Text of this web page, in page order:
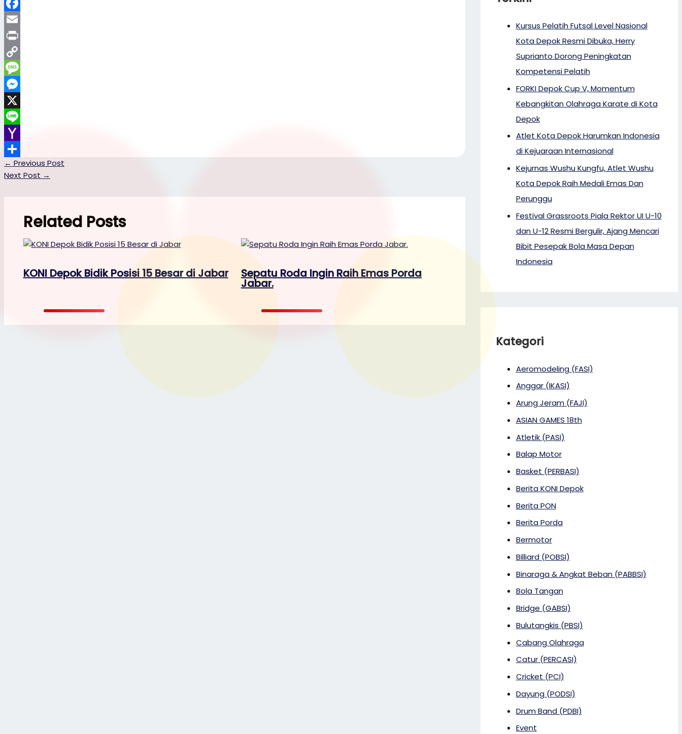
WhatsApp
Facebook
Email
Print
Copy
Link
Message
Messenger
X
Line
Yahoo
Mail
Share
← Previous Post
Next Post →
Related Posts
KONI Depok Bidik Posisi 15 Besar di Jabar Sepatu Roda Ingin Raih Emas Porda
Jabar.
Kursus Pelatih Futsal Level Nasional
Kota Depok Resmi Dibuka, Herry
Suprianto Dorong Peningkatan
Kompetensi Pelatih
FORKI Depok Cup V, Momentum
Kebangkitan Olahraga Karate di Kota
Depok
Atlet Kota Depok Harumkan Indonesia
di Kejuaraan Internasional
Kejurnas Wushu Kungfu, Atlet Wushu
Kota Depok Raih Medali Emas Dan
Perunggu
Festival Grassroots Piala Rektor UI U-10
dan U-12 Resmi Bergulir, Ajang Mencari
Bibit Pesepak Bola Masa Depan
Indonesia
Kategori
Aeromodeling (FASI)
Anggar (IKASI)
Arung Jeram (FAJI)
ASIAN GAMES 18th
Atletik (PASI)
Balap Motor
Basket (PERBASI)
Berita KONI Depok
Berita PON
Berita Porda
Bermotor
Billiard (POBSI)
Binaraga & Angkat Beban (PABBSI)
Bola Tangan
Bridge (GABSI)
Bulutangkis (PBSI)
Cabang Olahraga
Catur (PERCASI)
Cricket (PCI)
Dayung (PODSI)
Drum Band (PDBI)
Event